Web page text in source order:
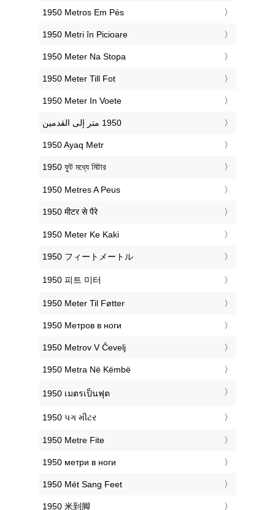
‎1950 Metros Em Pés
‎1950 Metri în Picioare
‎1950 Meter Na Stopa
‎1950 Meter Till Fot
‎1950 Meter In Voete
‎1950 Ayaq Metr
‎1950 ফুট মধ্যে মিটার
‎1950 Metres A Peus
‎1950 मीटर से पैरे
‎1950 Meter Ke Kaki
‎1950 フィートメートル
‎1950 피트 미터
‎1950 Meter Til Føtter
‎1950 Метров в ноги
‎1950 Metrov V Čevelj
‎1950 Metra Në Këmbë
‎1950 เมตรเป็นฟุต
‎1950 પગ મીટર
‎1950 Metre Fite
‎1950 метри в ноги
‎1950 Mét Sang Feet
‎1950 米到脚